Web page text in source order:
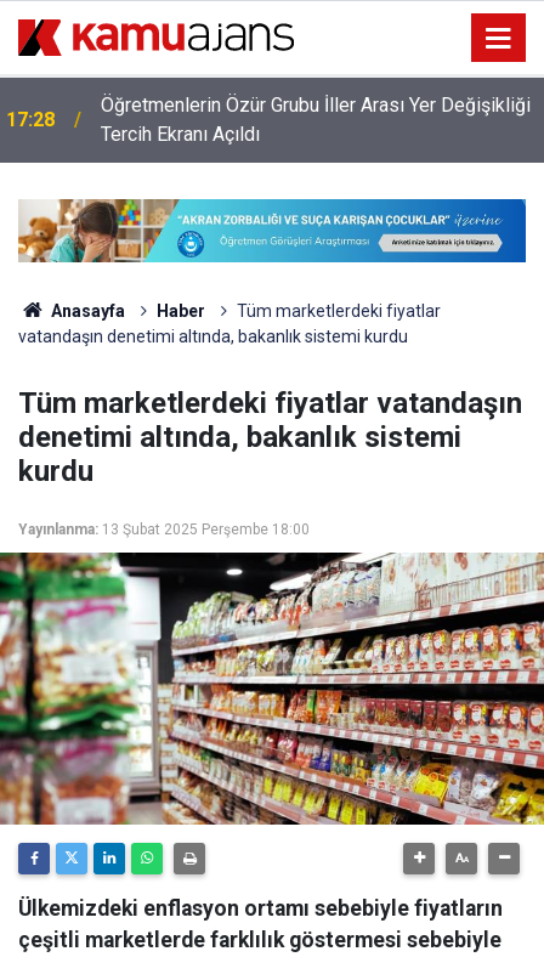
17:28
Öğretmenlerin Özür Grubu İller Arası Yer Değişikliği
Tercih Ekranı Açıldı
Anasayfa Haber
Tüm marketlerdeki fiyatlar
vatandaşın denetimi altında, bakanlık sistemi kurdu
Tüm marketlerdeki fiyatlar vatandaşın
denetimi altında, bakanlık sistemi
kurdu
Yayınlanma: 13 Şubat 2025 Perşembe 18:00
Ülkemizdeki enflasyon ortamı sebebiyle fiyatların
çeşitli marketlerde farklılık göstermesi sebebiyle